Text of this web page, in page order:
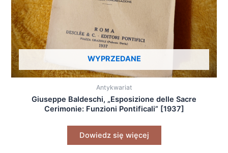
WYPRZEDANE
Antykwariat
Giuseppe Baldeschi, „Esposizione delle Sacre
Cerimonie: Funzioni Pontificali” [1937]
Dowiedz się więcej